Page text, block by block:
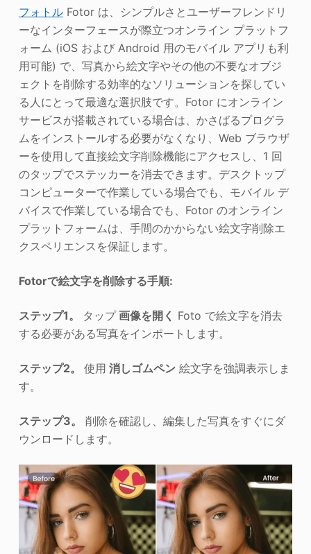
フォトルFotor は、シンプルさとユーザーフレンドリ
ーなインターフェースが際立つオンライン プラットフ
ォーム (iOS および Android 用のモバイル アプリも利
用可能) で、写真から絵文字やその他の不要なオブジ
ェクトを削除する効率的なソリューションを探してい
る人にとって最適な選択肢です。Fotor にオンライン
サービスが搭載されている場合は、かさばるプログラ
ムをインストールする必要がなくなり、Web ブラウザ
ーを使用して直接絵文字削除機能にアクセスし、1 回
のタップでステッカーを消去できます。デスクトップ
コンピューターで作業している場合でも、モバイル デ
バイスで作業している場合でも、Fotor のオンライン
プラットフォームは、手間のかからない絵文字削除エ
クスペリエンスを保証します。
Fotorで絵文字を削除する手順:
ステップ1。 タップ画像を開く Foto で絵文字を消去
する必要がある写真をインポートします。
ステップ2。 使用 消しゴムペン絵文字を強調表示しま
す。
ステップ3。
削除を確認し、編集した写真をすぐにダ
ウンロードします。